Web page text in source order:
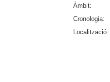
Àmbit:
Cronologia:
Localització: